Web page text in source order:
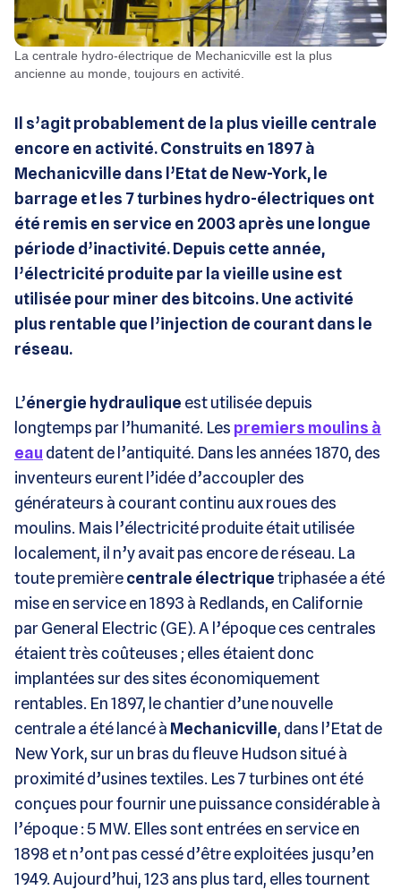
La centrale hydro-électrique de Mechanicville est la plus
ancienne au monde, toujours en activité.
Il s’agit probablement de la plus vieille centrale
encore en activité. Construits en 1897 à
Mechanicville dans l’Etat de New-York, le
barrage et les 7 turbines hydro-électriques ont
été remis en service en 2003 après une longue
période d’inactivité. Depuis cette année,
l’électricité produite par la vieille usine est
utilisée pour miner des bitcoins. Une activité
plus rentable que l’injection de courant dans le
réseau.
L’énergie hydraulique est utilisée depuis
longtemps par l’humanité. Les premiers moulins à
eau datent de l’antiquité. Dans les années 1870, des
inventeurs eurent l’idée d’accoupler des
générateurs à courant continu aux roues des
moulins. Mais l’électricité produite était utilisée
localement, il n’y avait pas encore de réseau. La
toute premièrecentrale électriquetriphasée a été
mise en service en 1893 à Redlands, en Californie
par General Electric (GE). A l’époque ces centrales
étaient très coûteuses ; elles étaient donc
implantées sur des sites économiquement
rentables. En 1897, le chantier d’une nouvelle
centrale a été lancé à Mechanicville, dans l’Etat de
New York, sur un bras du fleuve Hudson situé à
proximité d’usines textiles. Les 7 turbines ont été
conçues pour fournir une puissance considérable à
l’époque : 5 MW. Elles sont entrées en service en
1898 et n’ont pas cessé d’être exploitées jusqu’en
1949. Aujourd’hui, 123 ans plus tard, elles tournent